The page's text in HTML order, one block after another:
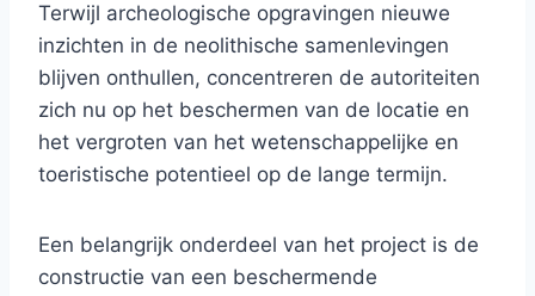
Terwijl archeologische opgravingen nieuwe
inzichten in de neolithische samenlevingen
blijven onthullen, concentreren de autoriteiten
zich nu op het beschermen van de locatie en
het vergroten van het wetenschappelijke en
toeristische potentieel op de lange termijn.
Een belangrijk onderdeel van het project is de
constructie van een beschermende